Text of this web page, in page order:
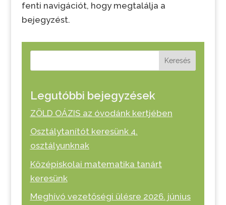
fenti navigációt, hogy megtalálja a
bejegyzést.
Keresés
Legutóbbi bejegyzések
ZÖLD OÁZIS az óvodánk kertjében
Osztálytanítót keresünk 4.
osztályunknak
Középiskolai matematika tanárt
keresünk
Meghívó vezetőségi ülésre 2026. június